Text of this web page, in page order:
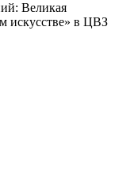
Великая
искусстве» в ЦВЗ